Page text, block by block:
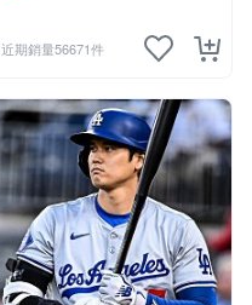
近期銷量56671件